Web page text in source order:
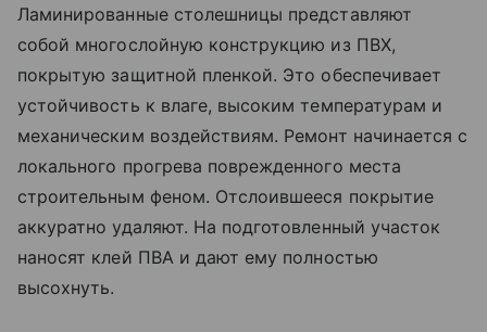
Ламинированные столешницы представляют
собой многослойную конструкцию из ПВХ,
покрытую защитной пленкой. Это обеспечивает
устойчивость к влаге, высоким температурам и
механическим воздействиям. Ремонт начинается с
локального прогрева поврежденного места
строительным феном. Отслоившееся покрытие
аккуратно удаляют. На подготовленный участок
наносят клей ПВА и дают ему полностью
высохнуть.